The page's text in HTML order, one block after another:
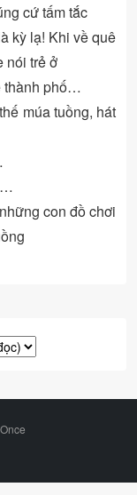
cứ tấm tắc
kỳ lạ! Khi về quê
nói trẻ ở
thành phố…
múa tuồng, hát
con đồ chơi
Once